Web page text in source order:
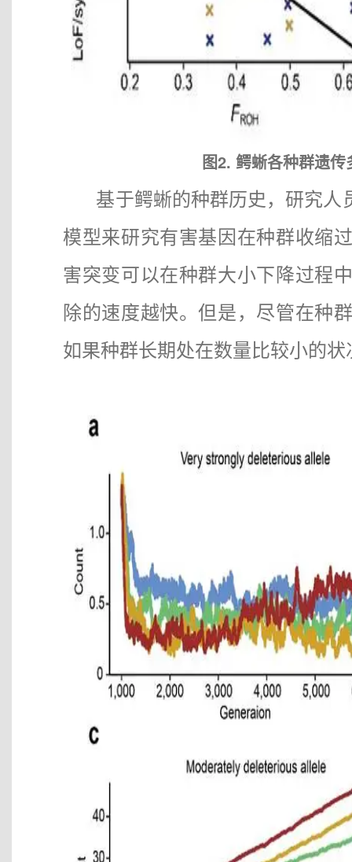
图2. 鳄蜥各种群遗
基于鳄蜥的种群历史，研究人
模型来研究有害基因在种群收缩
害突变可以在种群大小下降过程
除的速度越快。但是，尽管在种
如果种群长期处在数量比较小的